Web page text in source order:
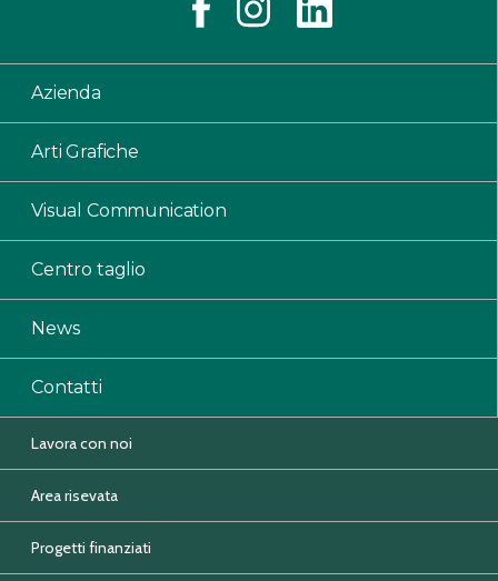
Azienda
Arti Grafiche
Visual Communication
Centro taglio
News
Contatti
Lavora con noi
Area risevata
Progetti finanziati